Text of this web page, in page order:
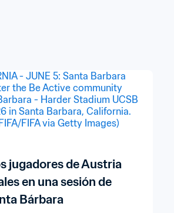
jugadores de Austria
en una sesión de
Bárbara